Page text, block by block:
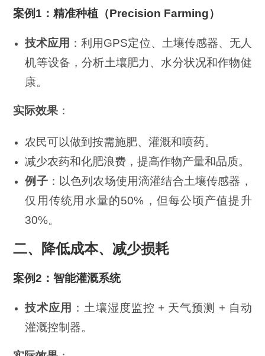
案例1：精准种植（Precision Farming）
技术应用 ：利用GPS定位、土壤传感器、无人
机等设备，分析土壤肥力、水分状况和作物健
康。
实际效果 ：
农民可以做到按需施肥、灌溉和喷药。
减少农药和化肥浪费，提高作物产量和品质。
例子：以色列农场使用滴灌结合土壤传感器，
仅用传统用水量的50%，但每公顷产值提升
30%。
二、降低成本、减少损耗
案例2：智能灌溉系统
技术应用 ：土壤湿度监控 + 天气预测 + 自动
灌溉控制器。